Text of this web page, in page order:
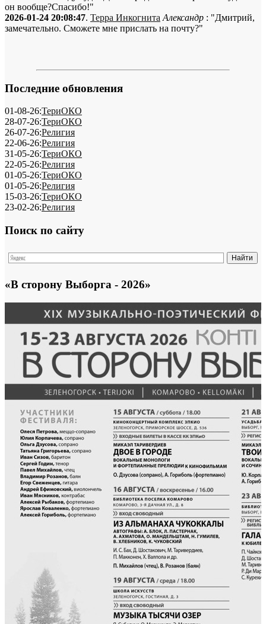
он вообще?Спасибо!"
2026-01-24 20:08:47. Терра Инкогнита Александр : "Дмитрий,
замечательно. Сможете мне прислать на почту?"
Последние обновления
01-08-26:ТериОКО
28-07-26:ТериОКО
26-07-26:Религия
22-06-26:Религия
31-05-26:ТериОКО
22-05-26:Религия
01-05-26:ТериОКО
01-05-26:Религия
15-03-26:ТериОКО
23-02-26:Религия
Поиск по сайту
«В сторону Выборга - 2026»